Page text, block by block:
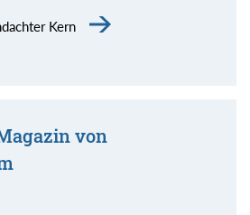
Kern
von